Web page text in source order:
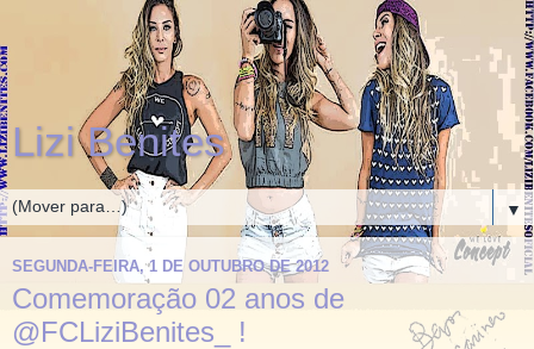
Lizi Benites
▼
SEGUNDA-FEIRA, 1 DE OUTUBRO DE 2012
Comemoração 02 anos de
@FCLiziBenites_ !